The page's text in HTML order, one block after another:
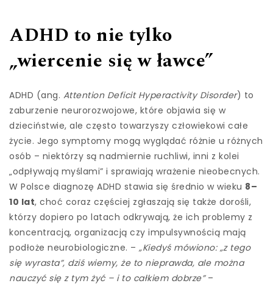
ADHD to nie tylko
„wiercenie się w ławce”
ADHD (ang. Attention Deficit Hyperactivity Disorder) to
zaburzenie neurorozwojowe, które objawia się w
dzieciństwie, ale często towarzyszy człowiekowi całe
życie. Jego symptomy mogą wyglądać różnie u różnych
osób – niektórzy są nadmiernie ruchliwi, inni z kolei
„odpływają myślami” i sprawiają wrażenie nieobecnych.
W Polsce diagnozę ADHD stawia się średnio w wieku 8–
10 lat, choć coraz częściej zgłaszają się także dorośli,
którzy dopiero po latach odkrywają, że ich problemy z
koncentracją, organizacją czy impulsywnością mają
podłoże neurobiologiczne. – „Kiedyś mówiono: „z tego
się wyrasta”, dziś wiemy, że to nieprawda, ale można
nauczyć się z tym żyć – i to całkiem dobrze”–